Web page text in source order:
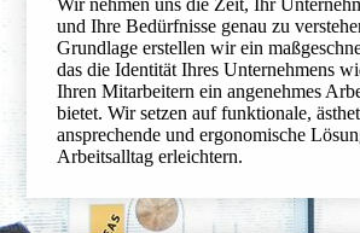
Wir nehmen uns die Zeit, Ihr
und Ihre Bedürfnisse genau zu
Grundlage erstellen wir ein
das die Identität Ihres Unternehmens
Ihren Mitarbeitern ein angenehmes
bietet. Wir setzen auf funktionale,
ansprechende und ergo­nomische
Arbeitsalltag erleichtern.